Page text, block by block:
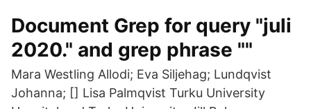
Document Grep for query "juli
2020." and grep phrase ""
Mara Westling Allodi; Eva Siljehag; Lundqvist
Johanna; [] Lisa Palmqvist Turku University